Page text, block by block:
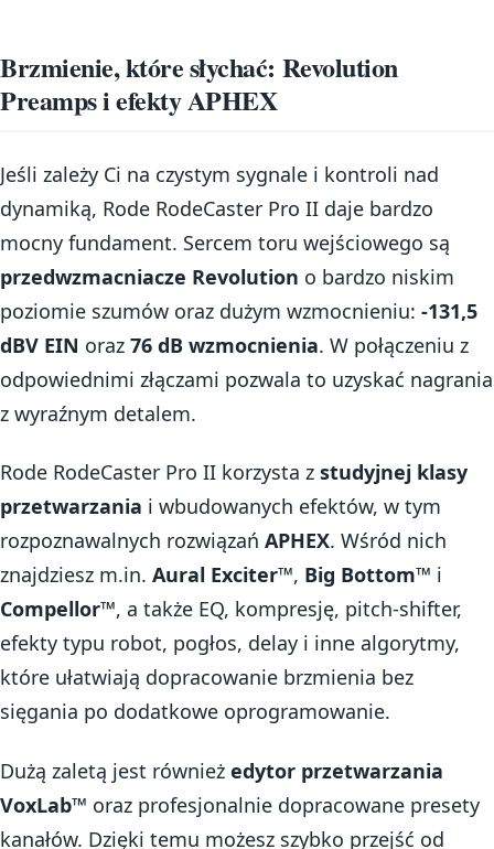
Brzmienie, które słychać: Revolution
Preamps i efekty APHEX
Jeśli zależy Ci na czystym sygnale i kontroli nad
dynamiką, Rode RodeCaster Pro II daje bardzo
mocny fundament. Sercem toru wejściowego są
przedwzmacniacze Revolution o bardzo niskim
poziomie szumów oraz dużym wzmocnieniu: -131,5
dBV EIN oraz 76 dB wzmocnienia. W połączeniu z
odpowiednimi złączami pozwala to uzyskać nagrania
z wyraźnym detalem.
Rode RodeCaster Pro II korzysta z studyjnej klasy
przetwarzania i wbudowanych efektów, w tym
rozpoznawalnych rozwiązań APHEX. Wśród nich
znajdziesz m.in. Aural Exciter™, Big Bottom™ i
Compellor™, a także EQ, kompresję, pitch-shifter,
efekty typu robot, pogłos, delay i inne algorytmy,
które ułatwiają dopracowanie brzmienia bez
sięgania po dodatkowe oprogramowanie.
Dużą zaletą jest również edytor przetwarzania
VoxLab™ oraz profesjonalnie dopracowane presety
kanałów. Dzięki temu możesz szybko przejść od